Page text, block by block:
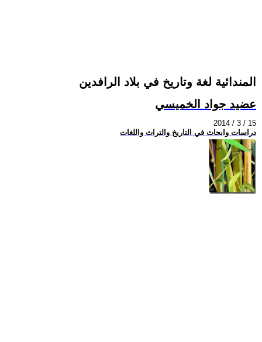
المندائية لغة وتاريخ في بلاد الرافدين
عضيد جواد الخميسي
2014 / 3 / 15
دراسات وابحاث في التاريخ والتراث واللغات